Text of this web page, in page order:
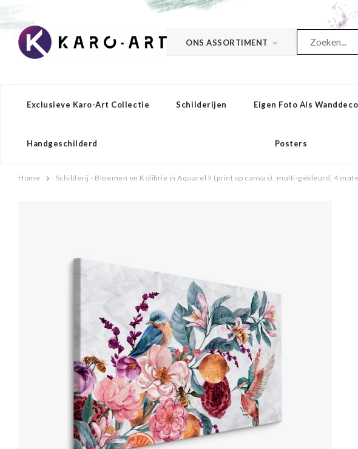
ONS ASSORTIMENT
Exclusieve Karo-Art Collectie Schilderijen Eigen Foto Als
Handgeschilderd Posters
Home Schilderij - Bloemen en Kolibrie in Aquarel II (print op canvas), multi-gekleurd, 4